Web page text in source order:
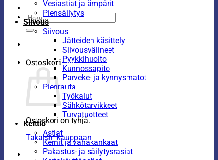
Etsi:
Ostoskori
Ostoskori on tyhjä.
Takaisin kauppaan
Vesiastiat ja ämpärit
Piensäilytys
Siivous
Siivous
Jätteiden käsittely
Siivousvälineet
Pyykkihuolto
Kunnossapito
Parveke- ja kynnysmatot
Pienrauta
Työkalut
Sähkötarvikkeet
Turvatuotteet
Keittiö
Astiat
Kernit ja vahakankaat
Pakastus- ja säilytysrasiat